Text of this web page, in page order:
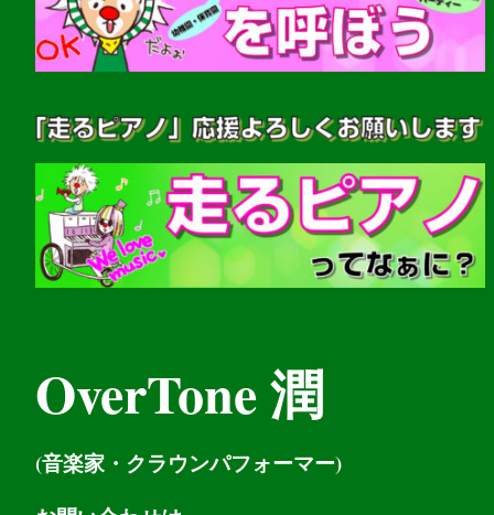
OverTone 潤
(音楽家・クラウンパフォーマー)